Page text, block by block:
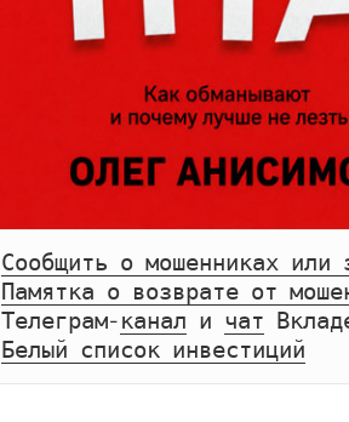
Сообщить о мошенниках или
Памятка о возврате от
Телеграм- канал и чат
Белый список инвестиций